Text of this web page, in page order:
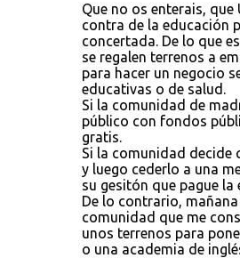
Que no os enterais, que
contra de la educación
concertada. De lo que
se regalen terrenos a
para hacer un negocio
educativas o de salud.
Si la comunidad de
público con fondos
gratis.
Si la comunidad decide
y luego cederlo a una
su gesitón que pague la
De lo contrario,
comunidad que me
unos terrenos para
o una academia de